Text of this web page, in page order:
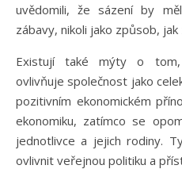
uvědomili, že sázení by
zábavy, nikoli jako způsob,
Existují také mýty o tom,
ovlivňuje společnost jako
pozitivním ekonomickém
ekonomiku, zatímco se
jednotlivce a jejich rodiny.
ovlivnit veřejnou politiku a